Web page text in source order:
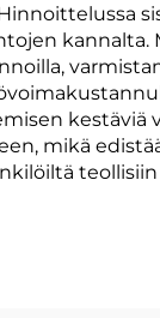
kannalta.
kestäviä
mikä